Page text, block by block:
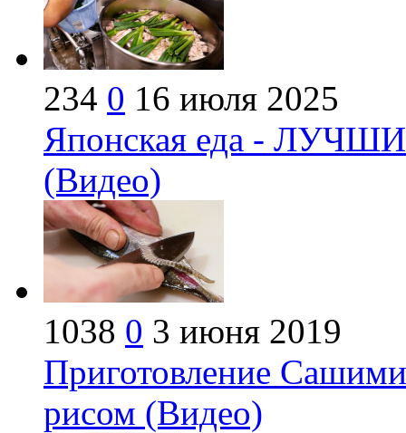
234 0 16 июля 2025
Японская еда -
(Видео)
1038 0 3 июня 2019
Приготовление
рисом (Видео)